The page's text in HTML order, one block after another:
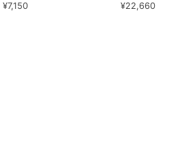
¥7,150
¥22,660